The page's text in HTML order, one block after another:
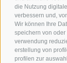
die Nutzung
verbessern und,
Wir können Ihre
speichern von oder
verwendung
erstellung von
profilen zur